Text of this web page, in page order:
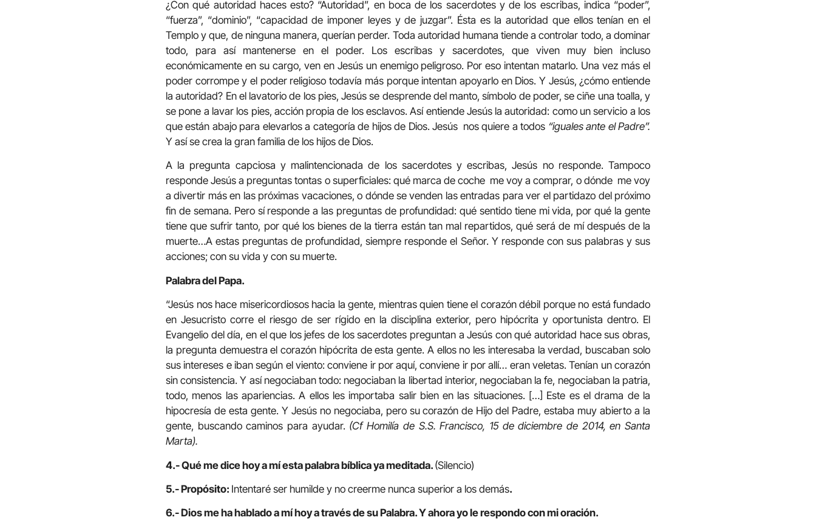
¿Con qué autoridad haces esto? “Autoridad”, en boca de los sacerdotes y de los escribas, indica “poder”,
“fuerza”, “dominio”, “capacidad de imponer leyes y de juzgar”. Ésta es la autoridad que ellos tenían en el
Templo y que, de ninguna manera, querían perder. Toda autoridad humana tiende a controlar todo, a dominar
todo, para así mantenerse en el poder. Los escribas y sacerdotes, que viven muy bien incluso
económicamente en su cargo, ven en Jesús un enemigo peligroso. Por eso intentan matarlo. Una vez más el
poder corrompe y el poder religioso todavía más porque intentan apoyarlo en Dios. Y Jesús, ¿cómo entiende
la autoridad? En el lavatorio de los pies, Jesús se desprende del manto, símbolo de poder, se ciñe una toalla, y
se pone a lavar los pies, acción propia de los esclavos. Así entiende Jesús la autoridad: como un servicio a los
que están abajo para elevarlos a categoría de hijos de Dios. Jesús nos quiere a todos “iguales ante el Padre”.
Y así se crea la gran familia de los hijos de Dios.
A la pregunta capciosa y malintencionada de los sacerdotes y escribas, Jesús no responde. Tampoco
responde Jesús a preguntas tontas o superficiales: qué marca de coche me voy a comprar, o dónde me voy
a divertir más en las próximas vacaciones, o dónde se venden las entradas para ver el partidazo del próximo
fin de semana. Pero sí responde a las preguntas de profundidad: qué sentido tiene mi vida, por qué la gente
tiene que sufrir tanto, por qué los bienes de la tierra están tan mal repartidos, qué será de mí después de la
muerte…A estas preguntas de profundidad, siempre responde el Señor. Y responde con sus palabras y sus
acciones; con su vida y con su muerte.
Palabra del Papa.
“Jesús nos hace misericordiosos hacia la gente, mientras quien tiene el corazón débil porque no está fundado
en Jesucristo corre el riesgo de ser rígido en la disciplina exterior, pero hipócrita y oportunista dentro. El
Evangelio del día, en el que los jefes de los sacerdotes preguntan a Jesús con qué autoridad hace sus obras,
la pregunta demuestra el corazón hipócrita de esta gente. A ellos no les interesaba la verdad, buscaban solo
sus intereses e iban según el viento: conviene ir por aquí, conviene ir por allí… eran veletas. Tenían un corazón
sin consistencia. Y así negociaban todo: negociaban la libertad interior, negociaban la fe, negociaban la patria,
todo, menos las apariencias. A ellos les importaba salir bien en las situaciones. […] Este es el drama de la
hipocresía de esta gente. Y Jesús no negociaba, pero su corazón de Hijo del Padre, estaba muy abierto a la
gente, buscando caminos para ayudar. (Cf Homilía de S.S. Francisco, 15 de diciembre de 2014, en Santa
Marta).
4.- Qué me dice hoy a mí esta palabra bíblica ya meditada. (Silencio)
5.- Propósito: Intentaré ser humilde y no creerme nunca superior a los demás.
6.- Dios me ha hablado a mí hoy a través de su Palabra. Y ahora yo le respondo con mi oración.